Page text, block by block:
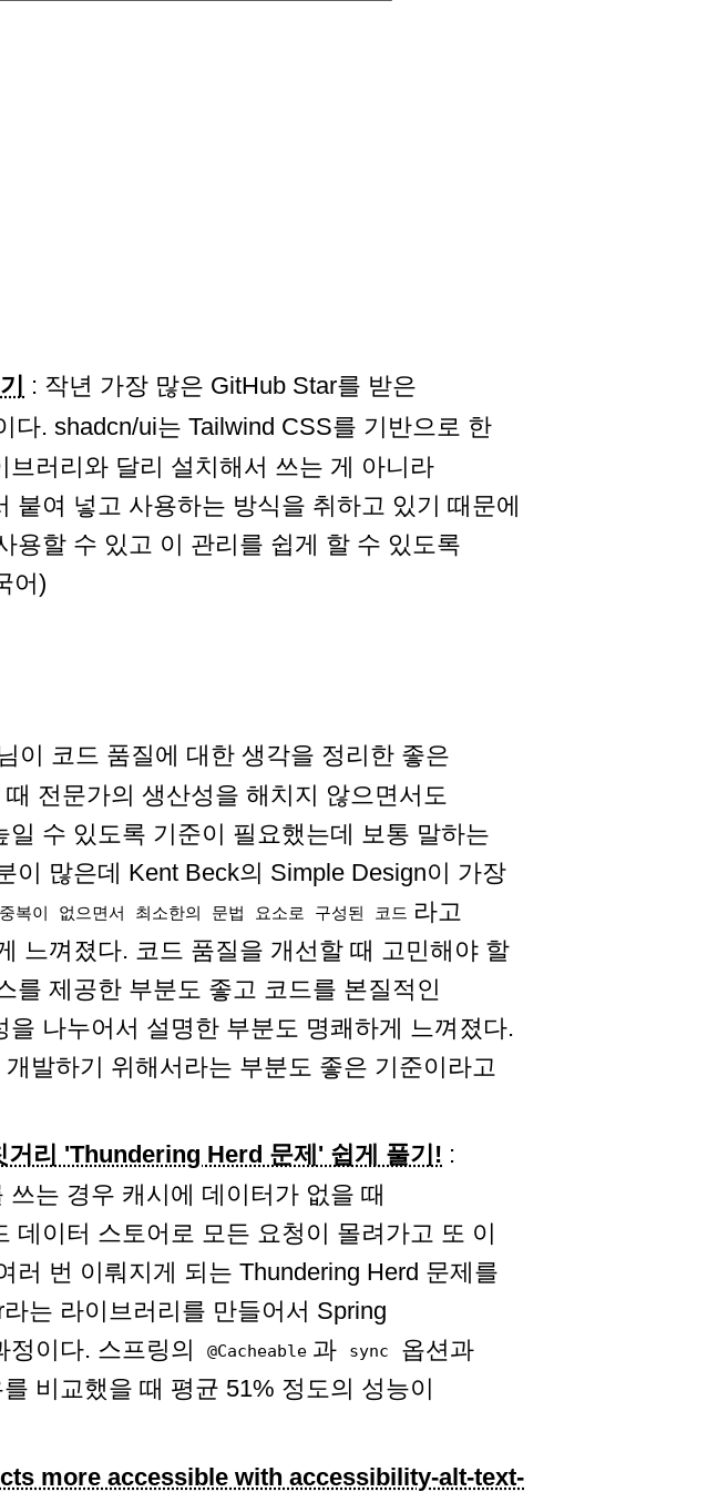
: 작년 가장 많은 GitHub Star를 받은
다. shadcn/ui는 Tailwind CSS를 기반으로 한
브러리와 달리 설치해서 쓰는 게 아니라
붙여 넣고 사용하는 방식을 취하고 있기 때문에
용할 수 있고 이 관리를 쉽게 할 수 있도록
어)
이 코드 품질에 대한 생각을 정리한 좋은
전문가의 생산성을 해치지 않으면서도
수 있도록 기준이 필요했는데 보통 말하는
이 많은데 Kent Beck의 Simple Design이 가장
중복이 없으면서 최소한의 문법 요소로 구성된 코드 라고
느껴졌다. 코드 품질을 개선할 때 고민해야 할
를 제공한 부분도 좋고 코드를 본질적인
나누어서 설명한 부분도 명쾌하게 느껴졌다.
발하기 위해서라는 부분도 좋은 기준이라고
거리 'Thundering Herd 문제' 쉽게 풀기! :
는 경우 캐시에 데이터가 없을 때
데이터 스토어로 모든 요청이 몰려가고 또 이
러 번 이뤄지게 되는 Thundering Herd 문제를
는 라이브러리를 만들어서 Spring
이다. 스프링의
@Cacheable 과 sync
옵션과
비교했을 때 평균 51% 정도의 성능이
more accessible with accessibility-alt-text-